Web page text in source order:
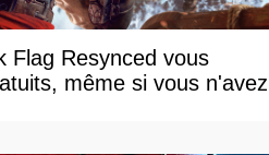
Flag Resynced vous
même si vous n'avez